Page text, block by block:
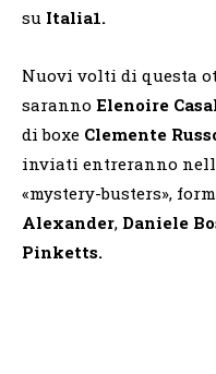
su Italia1.
Nuovi volti di questa
saranno Elenoire
di boxe Clemente
inviati entreranno
«mystery-busters»,
Alexander, Daniele
Pinketts.